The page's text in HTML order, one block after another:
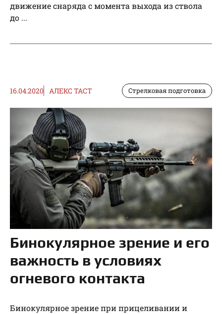
движение снаряда с момента выхода из ствола
до ...
16.04.2020 АЛЕКС TACT Стрелковая подготовка
Бинокулярное зрение и его
важность в условиях
огневого контакта
Бинокулярное зрение при прицеливании и